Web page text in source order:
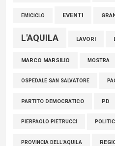
EMICICLO EVENTI
L'AQUILA LAVORI
MARCO MARSILIO MOSTRA
OSPEDALE SAN SALVATORE
PARTITO DEMOCRATICO PD
PIERPAOLO PIETRUCCI
PROVINCIA DELL'AQUILA